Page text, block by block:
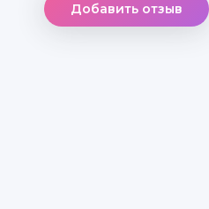
Добавить отзыв